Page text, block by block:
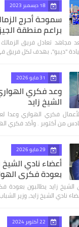
18 ديسمبر 2023
سموحة أحرج
براعم منطقة
"ديبو"، بهدف لكل فريق فى
31 مايو 2026
وعد فكري
الشيخ زايد
فكري الهواري وعدا
من أكتوبر . وأكد فكري
29 مايو 2026
أعضاء نادي الشيخ
بعودة فكري
الشيخ زايد يطالبون
نادي الشيخ زايد، وزير
22 أكتوبر 2024